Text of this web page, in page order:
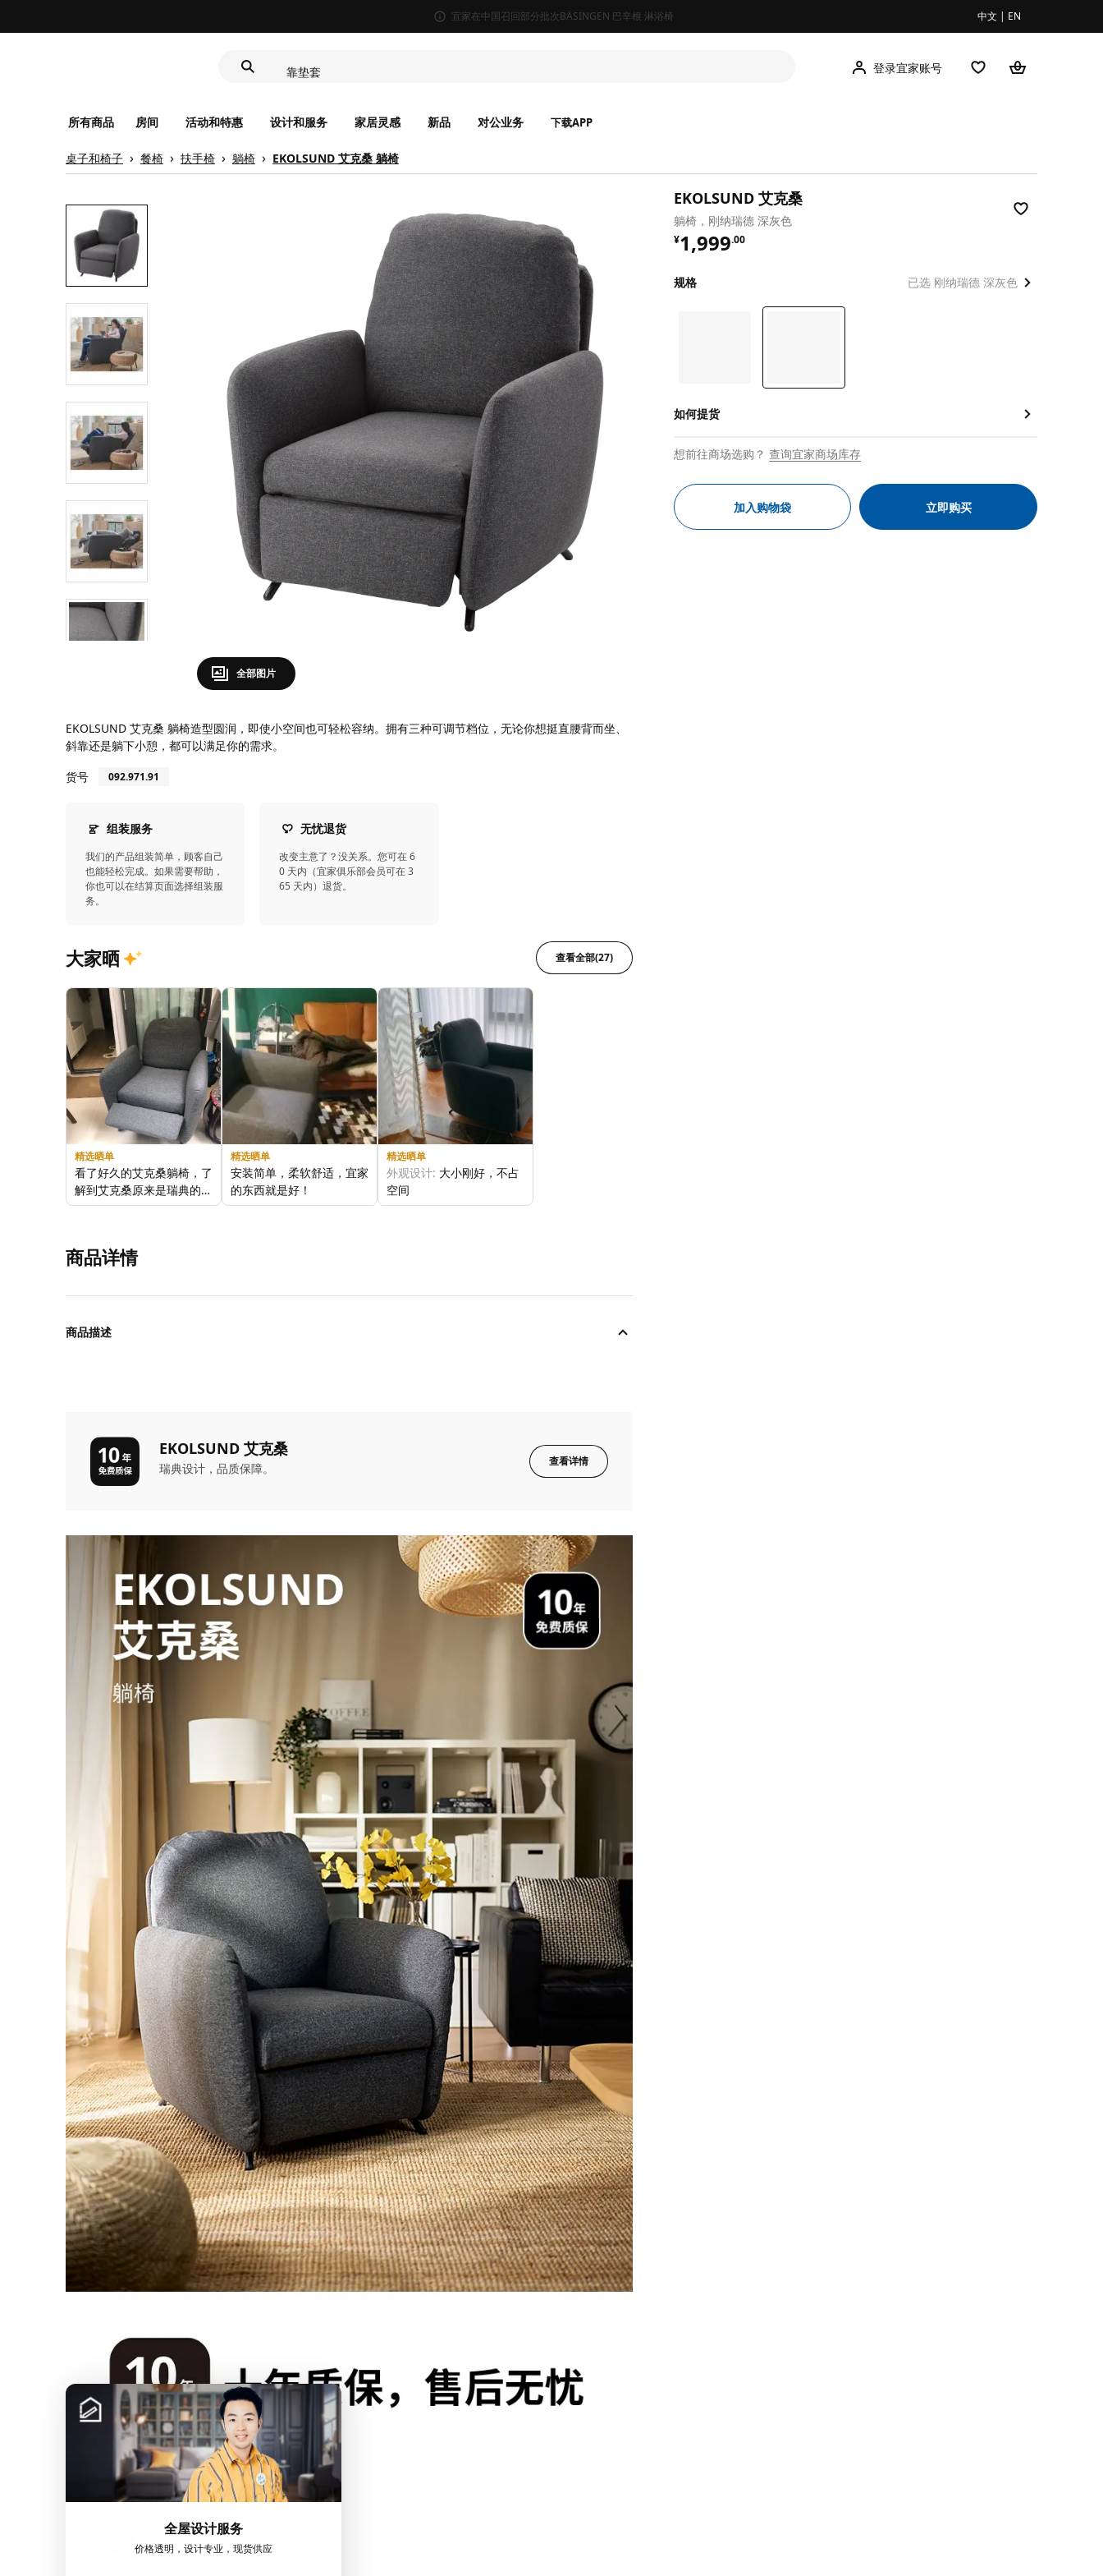
宜家在中国召回部分批次BÄSINGEN 巴辛根 淋浴椅 中文 | EN
靠垫套
食品盒
登录宜家账号
所有商品 房间 活动和特惠 设计和服务 家居灵感 新品 对公业务 下载APP
桌子和椅子 餐椅 扶手椅 躺椅 EKOLSUND 艾克桑 躺椅
全部图片
EKOLSUND 艾克桑 躺椅造型圆润，即使小空间也可轻松容纳。拥有三种可调节档位，无论你想挺直腰背而坐、
斜靠还是躺下小憩，都可以满足你的需求。
货号
092.971.91
组装服务
我们的产品组装简单，顾客自己
也能轻松完成。如果需要帮助，
你也可以在结算页面选择组装服
务。
无忧退货
改变主意了？没关系。您可在 6
0 天内（宜家俱乐部会员可在 3
65 天内）退货。
大家晒 查看全部(27)
精选晒单
看了好久的艾克桑躺椅，了
解到艾克桑原来是瑞典的一
个小城市名字，后来被合并
还特地去宜家实体店体验了
舒服的躺椅！终于从宜家a
我们自己安装相当方便，完
外观设计:好
精选晒单
安装简单，柔软舒适，宜家
的东西就是好！
精选晒单
外观设计: 大小刚好，不占
空间
整体感受:座位很深，170
不错
商品详情
商品描述
EKOLSUND 艾克桑
瑞典设计，品质保障。 查看详情
EKOLSUND 艾克桑
躺椅，刚纳瑞德 深灰色
¥1,999.00
¥ 1999.00
规格 已选 刚纳瑞德 深灰色
如何提货
想前往商场选购？ 查询宜家商场库存
加入购物袋 立即购买
全屋设计服务
价格透明，设计专业，现货供应